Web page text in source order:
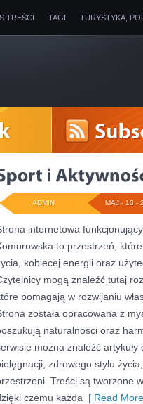
TREŚCI TAGI TURYSTYKA,
MAJ - 10 -
ADMIN
internetowa
to przestrzeń,
kobiecej energii oraz
mogą znaleźć tutaj
pomagają w rozwijaniu
została opracowana z
naturalności oraz
można znaleźć artykuły
zdrowego stylu
Treści są tworzone
czemu każda [ Read